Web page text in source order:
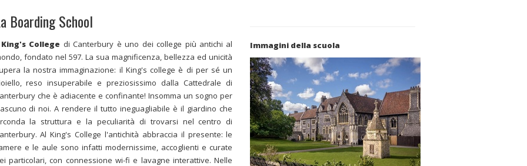
Boarding School
King's College di Canterbury è uno dei college più antichi al
fondato nel 597. La sua magnificenza, bellezza ed unicità
la nostra immaginazione: il King's college è di per sé un
reso insuperabile e preziosissimo dalla Cattedrale di
che è adiacente e confinante! Insomma un sogno per
di noi. A rendere il tutto ineguagliabile è il giardino che
la struttura e la peculiarità di trovarsi nel centro di
Al King's College l'antichità abbraccia il presente: le
e le aule sono infatti modernissime, accoglienti e curate
particolari, con connessione wi-fi e lavagne interattive. Nelle
Immagini della scuola